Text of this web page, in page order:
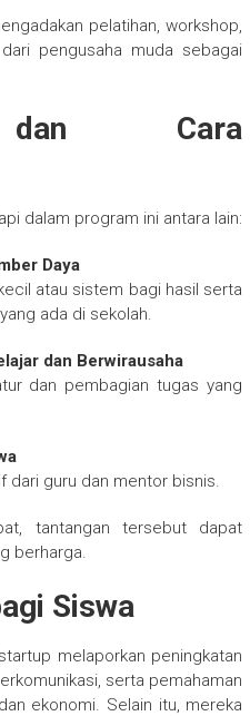
pelatihan, workshop,
pengusaha muda sebagai
dan Cara
dalam program ini antara lain:
Daya
atau sistem bagi hasil serta
ada di sekolah.
dan Berwirausaha
dan pembagian tugas yang
dari guru dan mentor bisnis.
tantangan tersebut dapat
berharga.
Siswa
melaporkan peningkatan
serta pemahaman
ekonomi. Selain itu, mereka